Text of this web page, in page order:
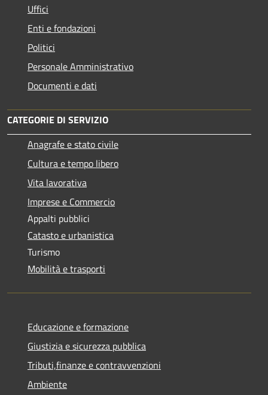
Uffici
Enti e fondazioni
Politici
Personale Amministrativo
Documenti e dati
CATEGORIE DI SERVIZIO
Anagrafe e stato civile
Cultura e tempo libero
Vita lavorativa
Imprese e Commercio
Appalti pubblici
Catasto e urbanistica
Turismo
Mobilità e trasporti
Educazione e formazione
Giustizia e sicurezza pubblica
Tributi,finanze e contravvenzioni
Ambiente